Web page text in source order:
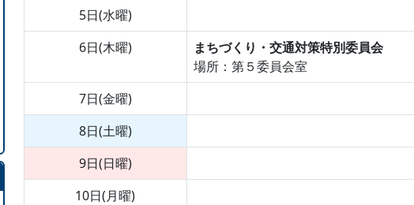
5日(水曜)
6日(木曜)
まちづくり・交通対策特別委員会
場所：第５委員会室
7日(金曜)
8日(土曜)
9日(日曜)
10日(月曜)